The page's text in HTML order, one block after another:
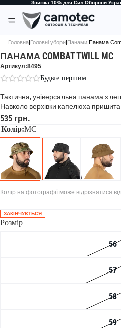
Знижка 10% для Сил Оборони
Головна|Головні убори|Панами|Панама
ПАНАМА COMBAT TWILL MC
Артикул:8495
Будьте першим
Тактична, універсальна панама з
Навколо верхівки капелюха пришита
535 грн.
Колір:MC
Колір на фотографії може відрізнятися
ЗАКІНЧУЄТЬСЯ
Розмір
56
57
58
59